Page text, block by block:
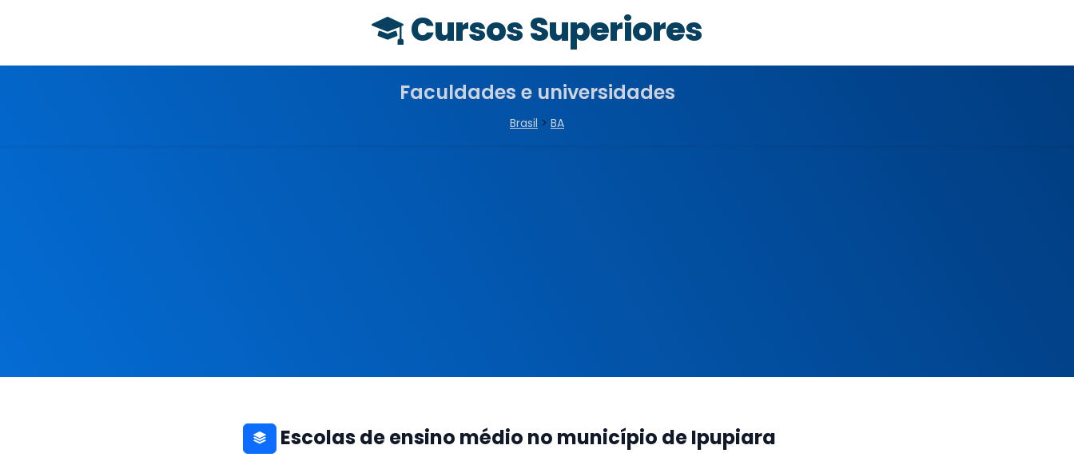
Cursos Superiores
Faculdades e universidades
Brasil > BA
Escolas de ensino médio no município de Ipupiara